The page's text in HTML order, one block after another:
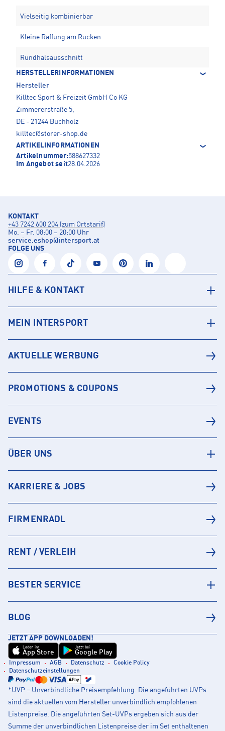
Vielseitig kombinierbar
Kleine Raffung am Rücken
Rundhalsausschnitt
HERSTELLERINFORMATIONEN
Hersteller
Killtec Sport & Freizeit GmbH Co KG
Zimmererstraße 5,
DE - 21244 Buchholz
killtec@storer-shop.de
ARTIKELINFORMATIONEN
Artikelnummer:588627332
Im Angebot seit28.04.2026
KONTAKT
+43 7242 600 204 (zum Ortstarif)
Mo. – Fr. 08:00 – 20:00 Uhr
service.eshop@intersport.at
FOLGE UNS
HILFE & KONTAKT
MEIN INTERSPORT
AKTUELLE WERBUNG
PROMOTIONS & COUPONS
EVENTS
ÜBER UNS
KARRIERE & JOBS
FIRMENRADL
RENT / VERLEIH
BESTER SERVICE
BLOG
JETZT APP DOWNLOADEN!
Laden im
App Store
Jetzt bei
Google Play
Impressum AGB Datenschutz
Cookie Policy
Datenschutzeinstellungen
*UVP = Unverbindliche Preisempfehlung. Die angeführten UVPs
sind die aktuellen vom Hersteller unverbindlich empfohlenen
Listenpreise. Die angeführten Set-UVPs ergeben sich aus der
Summe der unverbindlichen Listenpreise der im Set enthaltenen